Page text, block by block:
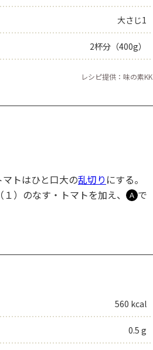
大さじ1
2杯分（400g）
レシピ提供：味の素KK
マトはひと口大の乱切り にする。
）のなす・トマトを加え、 Ａ で
560 kcal
0.5 g